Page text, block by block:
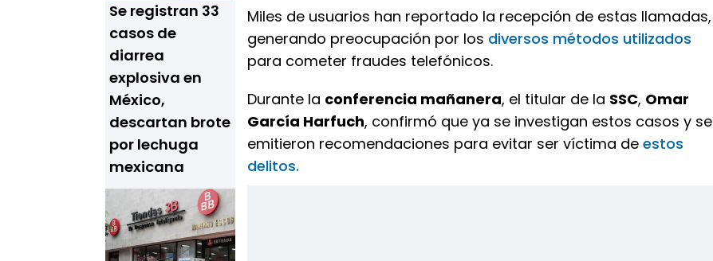
Se registran 33
casos de
diarrea
explosiva en
México,
descartan brote
por lechuga
mexicana
Miles de usuarios han reportado la recepción de estas llamadas,
generando preocupación por los diversos métodos utilizados
para cometer fraudes telefónicos.
Durante la conferencia mañanera, el titular de la SSC, Omar
García Harfuch, confirmó que ya se investigan estos casos y se
emitieron recomendaciones para evitar ser víctima de estos
delitos.